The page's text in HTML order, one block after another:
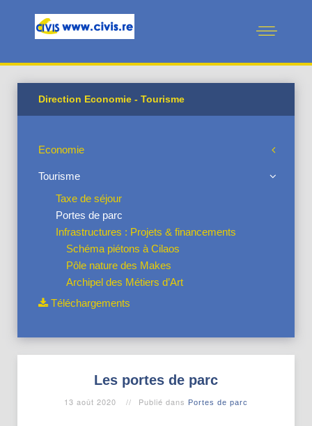
Direction Economie - Tourisme
Economie
Tourisme
Taxe de séjour
Portes de parc
Infrastructures : Projets & financements
Schéma piétons à Cilaos
Pôle nature des Makes
Archipel des Métiers d’Art
Téléchargements
Les portes de parc
13 août 2020 Publié dans Portes de parc